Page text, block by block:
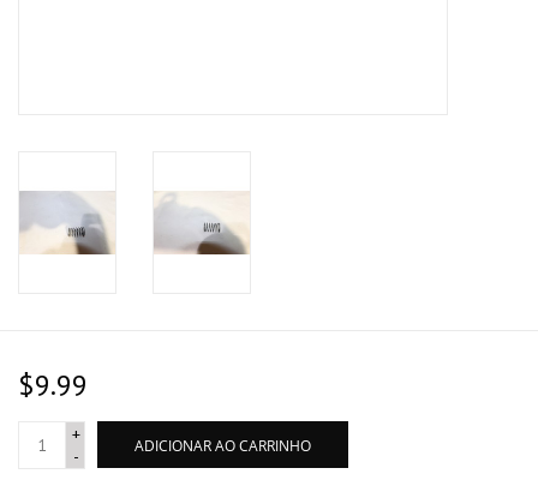
$9.99
+
-
ADICIONAR AO CARRINHO